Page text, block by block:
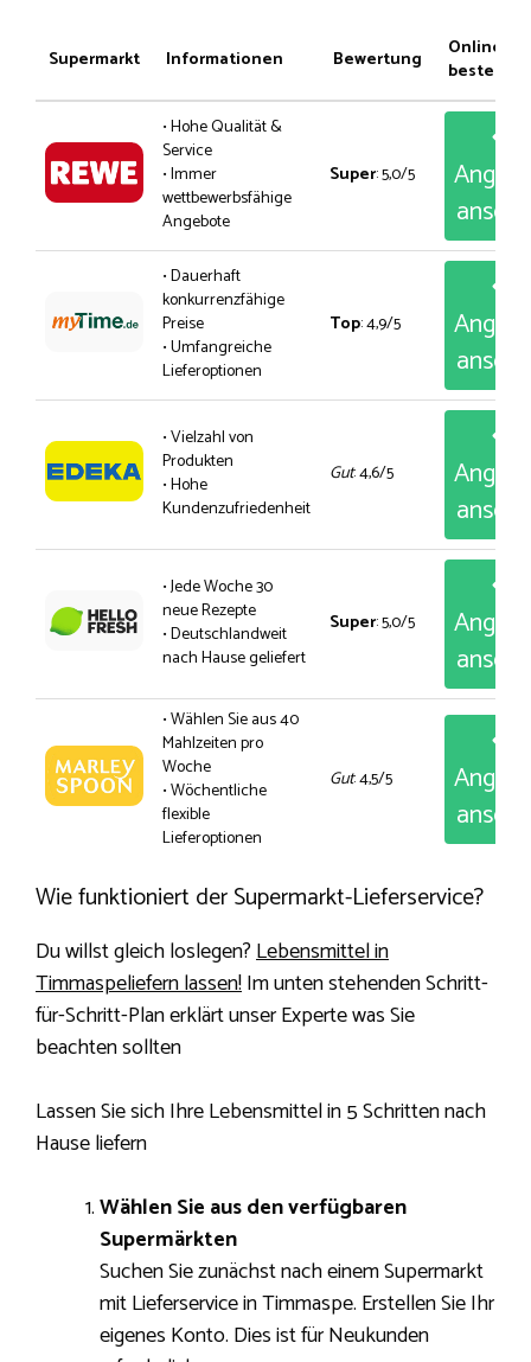
Supermarkt Informationen Bewertung
Online
bestellen
• Hohe Qualität &
Service
• Immer
wettbewerbsfähige
Angebote
Super: 5,0/5
• Dauerhaft
konkurrenzfähige
Preise
• Umfangreiche
Lieferoptionen
Top: 4,9/5
• Vielzahl von
Produkten
• Hohe
Kundenzufriedenheit
Gut: 4,6/5
• Jede Woche 30
neue Rezepte
• Deutschlandweit
nach Hause geliefert
Super: 5,0/5
• Wählen Sie aus 40
Mahlzeiten pro
Woche
• Wöchentliche
flexible
Lieferoptionen
Gut: 4,5/5
Wie funktioniert der Supermarkt-Lieferservice?
Du willst gleich loslegen?Lebensmittel in
Timmaspeliefern lassen!Im unten stehenden Schritt-
für-Schritt-Plan erklärt unser Experte was Sie
beachten sollten
Lassen Sie sich Ihre Lebensmittel in 5 Schritten nach
Hause liefern
Wählen Sie aus den verfügbaren
Supermärkten
Suchen Sie zunächst nach einem Supermarkt
mit Lieferservice in Timmaspe. Erstellen Sie Ihr
eigenes Konto. Dies ist für Neukunden